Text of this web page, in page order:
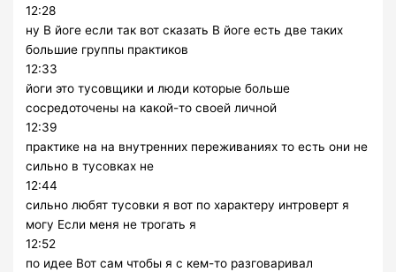
12:28
ну В йоге если так вот сказать В йоге есть две таких
большие группы практиков
12:33
йоги это тусовщики и люди которые больше
сосредоточены на какой-то своей личной
12:39
практике на на внутренних переживаниях то есть они не
сильно в тусовках не
12:44
сильно любят тусовки я вот по характеру интроверт я
могу Если меня не трогать я
12:52
по идее Вот сам чтобы я с кем-то разговаривал